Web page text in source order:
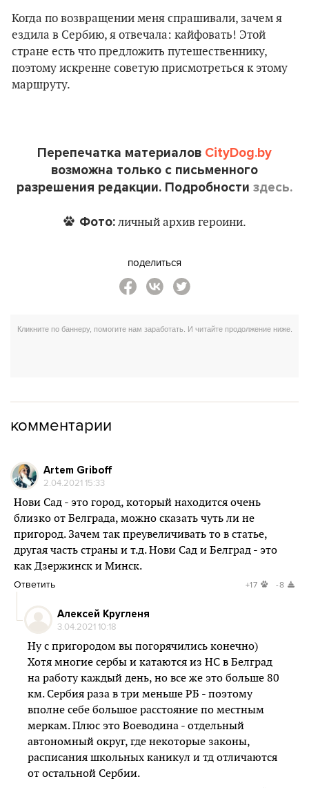
Когда по возвращении меня спрашивали, зачем я
ездила в Сербию, я отвечала: кайфовать! Этой
стране есть что предложить путешественнику,
поэтому искренне советую присмотреться к этому
маршруту.
Перепечатка материалов CityDog.by
возможна только с письменного
разрешения редакции. Подробности здесь.
Фото:личный архив героини.
поделиться
комментарии
Artem Griboff
2.04.2021 15:33
Нови Сад - это город, который находится очень
близко от Белграда, можно сказать чуть ли не
пригород. Зачем так преувеличивать то в статье,
другая часть страны и т.д. Нови Сад и Белград - это
как Дзержинск и Минск.
Ответить +17 -8
Алексей Кругленя
3.04.2021 10:18
Ну с пригородом вы погорячились конечно)
Хотя многие сербы и катаются из НС в Белград
на работу каждый день, но все же это больше 80
км. Сербия раза в три меньше РБ - поэтому
вполне себе большое расстояние по местным
меркам. Плюс это Воеводина - отдельный
автономный округ, где некоторые законы,
расписания школьных каникул и тд отличаются
от остальной Сербии.